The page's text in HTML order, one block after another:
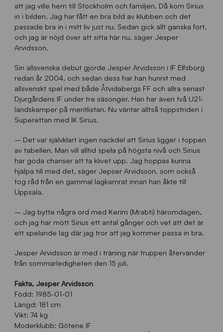
att jag ville hem till Stockholm och familjen. Då kom Sirius
in i bilden. Jag har fått en bra bild av klubben och det
passade bra in i mitt liv just nu. Sedan gick allt ganska fort,
och jag är nöjd över att sitta här nu, säger Jesper
Arvidsson.
Sin allsvenska debut gjorde Jesper Arvidsson i IF Elfsborg
redan år 2004, och sedan dess har han hunnit med
allsvenskt spel med både Åtvidabergs FF och allra senast
Djurgårdens IF under tre säsonger. Han har även två U21-
landskamper på meritlistan. Nu väntar alltså toppstriden i
Superettan med IK Sirius.
– Det var självklart ingen nackdel att Sirius ligger i toppen
av tabellen. Man vill alltid spela på högsta nivå och Sirius
har goda chanser att ta klivet upp. Jag hoppas kunna
hjälpa till med det, säger Jepser Arvidsson, som också
tog råd från en gammal lagkamrat innan han åkte till
Uppsala.
– Jag bytte några ord med Kerim (Mrabti) häromdagen,
och jag har mött Sirius ett antal gånger och vet att det är
ett spelande lag där jag tror att jag kommer passa in bra.
Jesper Arvidsson är med i träning när truppen återvänder
från sommarledigheten den 15 juli.
Fakta, Jesper Arvidsson
Född: 1985-01-01
Längd: 181 cm
Vikt: 74 kg
Moderklubb: Götene IF